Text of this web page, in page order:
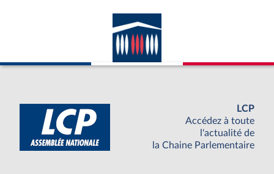
LCP
Accédez à toute
l'actualité de
la Chaine Parlementaire